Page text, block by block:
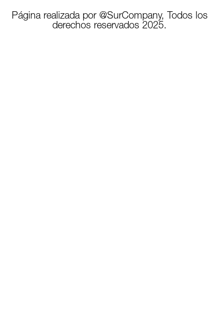
Página realizada por @SurCompany, Todos los
derechos reservados 2025.